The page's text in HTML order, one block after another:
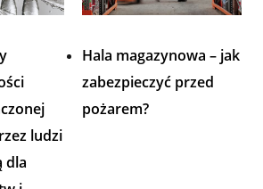
ludzi
dla
Hala magazynowa – jak
zabezpieczyć przed
pożarem?